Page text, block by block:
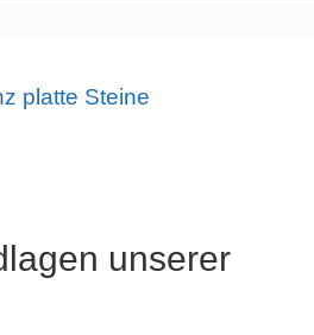
platte Steine
unserer